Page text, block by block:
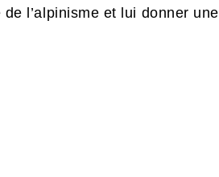
l’alpinisme et lui donner une